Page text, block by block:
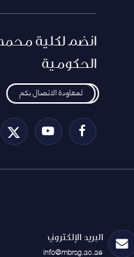
انضم لكلية محمد
الحكومية
لمعاودة الاتصال بكم
البريد الإلكتروني
info@mbrsg.ac.ae